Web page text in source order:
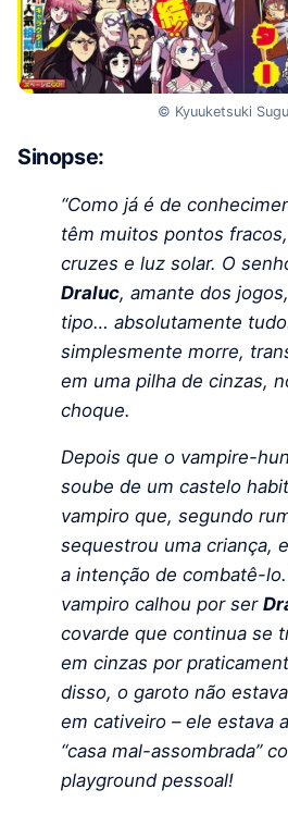
© Kyuuketsuki
Sinopse:
“Como já é de
têm muitos pontos
cruzes e luz solar. O
Draluc, amante dos
tipo… absolutamente
simplesmente morre,
em uma pilha de cinzas,
choque.
Depois que o vampire-
soube de um castelo
vampiro que, segundo
sequestrou uma criança,
a intenção de combatê-
vampiro calhou por ser
covarde que continua se
em cinzas por
disso, o garoto não
em cativeiro – ele estava
“casa mal-assombrada”
playground pessoal!